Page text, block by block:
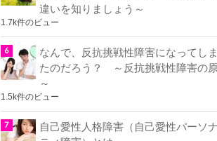
違いを知りましょう～
1.7k件のビュー
なんで、反抗挑戦性障害になってし
たのだろう？ ～反抗挑戦性障害の
～
1.5k件のビュー
自己愛性人格障害（自己愛性パーソ